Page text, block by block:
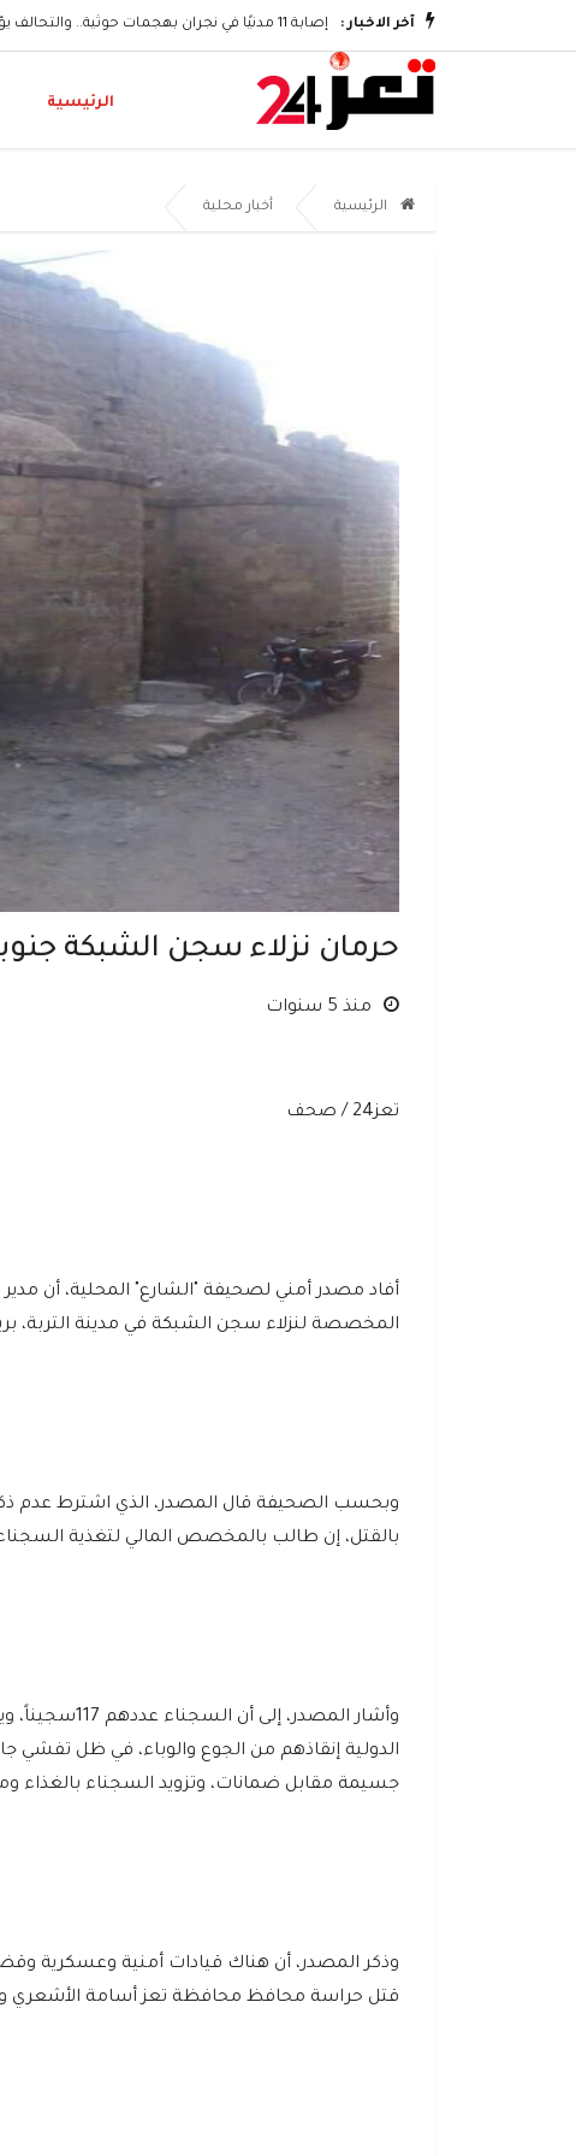
آخر الاخبار : إصابة 11 مدنيًا في نجران بهجمات حوثية.. والتحالف يؤكد اتخاذ إجراءات رادعة
الرئيسية
الرئيسية أخبار محلية
حرمان نزلاء سجن الشبكة
منذ 5 سنوات
تعز24 / صحف
أفاد مصدر أمني لصحيفة "الشارع" المحلية، أن مدير
المخصصة لنزلاء سجن الشبكة في مدينة التربة،
وبحسب الصحيفة قال المصدر، الذي اشترط عدم
بالقتل، إن طالب بالمخصص المالي لتغذية السجناء، البالغ 470000 ريال شهرياً، رافضاً تزويد السجن
وأشار
الدولية إنقاذهم من الجوع والوباء، في ظل تفشي
جسيمة مقابل ضمانات، وتزويد السجناء بالغذاء
قتل حراسة محافظ محافظة تعز أسامة الأشعري